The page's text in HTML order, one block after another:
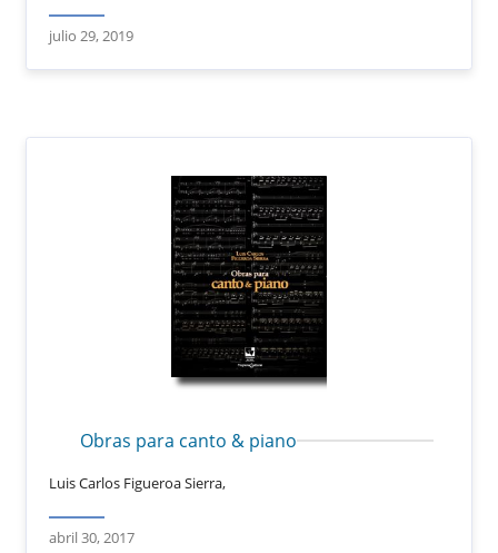
julio 29, 2019
Obras para canto & piano
Luis Carlos Figueroa Sierra,
abril 30, 2017